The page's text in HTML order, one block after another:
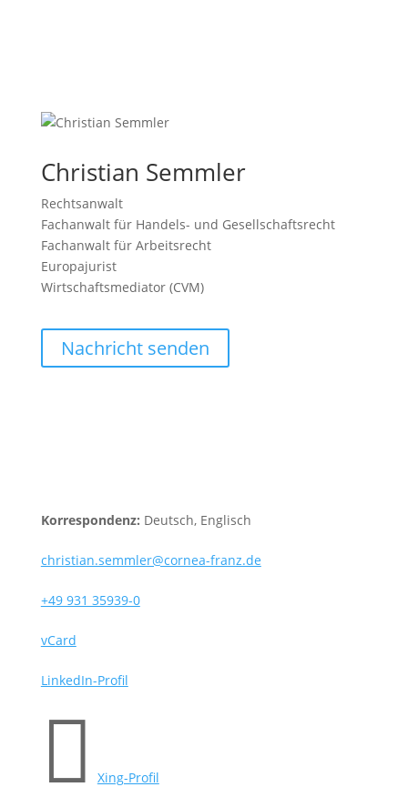
Christian Semmler
Rechtsanwalt
Fachanwalt für Handels- und Gesellschaftsrecht
Fachanwalt für Arbeitsrecht
Europajurist
Wirtschaftsmediator (CVM)
Nachricht senden
Korrespondenz: Deutsch, Englisch
christian.semmler@cornea-franz.de
+49 931 35939-0
vCard
LinkedIn-Profil
 Xing-Profil